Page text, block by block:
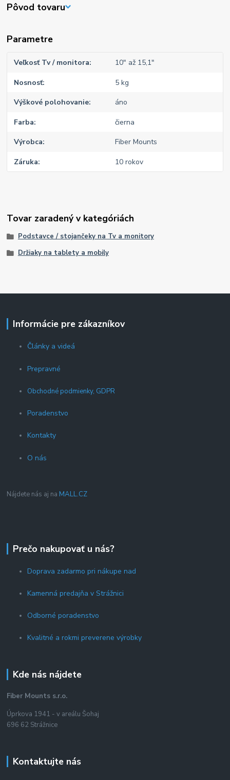
Pôvod tovaru
Parametre
Veľkosť Tv / monitora 10" až 15,1"
Nosnosť 5 kg
Výškové polohovanie áno
Farba čierna
Výrobca Fiber Mounts
Záruka 10 rokov
Tovar zaradený v kategóriách
Podstavce / stojančeky na Tv a monitory
Držiaky na tablety a mobily
Informácie pre zákazníkov
Články a videá
Prepravné
Obchodné podmienky, GDPR
Poradenstvo
Kontakty
O nás
Nájdete nás aj na MALL.CZ
Prečo nakupovať u nás?
Doprava zadarmo pri nákupe nad
Kamenná predajňa v Strážnici
Odborné poradenstvo
Kvalitné a rokmi preverene výrobky
Kde nás nájdete
Fiber Mounts s.r.o.
Úprkova 1941 - v areálu Šohaj
696 62 Strážnice
Kontaktujte nás